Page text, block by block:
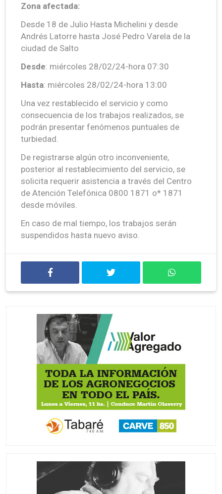
Zona afectada:
Desde 18 de Julio Hasta Michelini y desde
Andrés Latorre hasta José Pedro Varela de la
ciudad de Salto
Desde: miércoles 28/02/24-hora 07:30
Hasta: miércoles 28/02/24-hora 13:00
Una vez restablecido el servicio y como
consecuencia de los trabajos realizados, se
podrán presentar fenómenos puntuales de
turbiedad.
De registrarse algún otro inconveniente,
posterior al restablecimiento del servicio, se
solicita requerir asistencia a través del Centro
de Atención Telefónica 0800 1871 o* 1871
desde móviles.
En caso de mal tiempo, los trabajos serán
suspendidos hasta nuevo aviso.